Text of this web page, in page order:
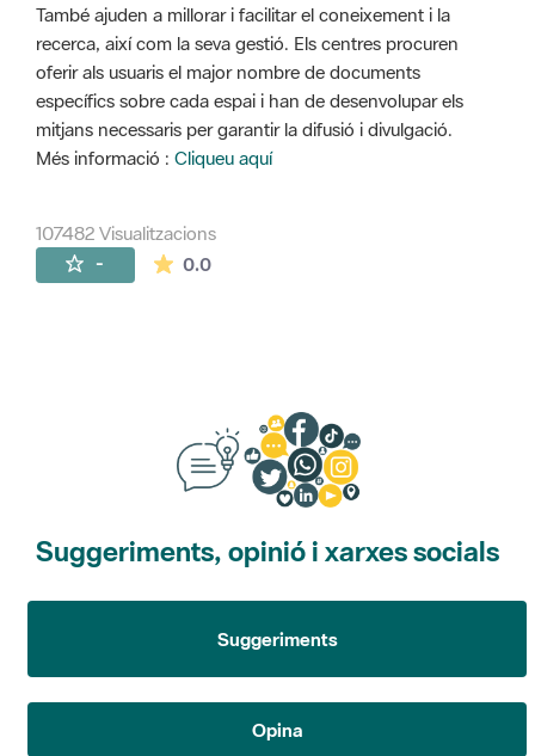
També ajuden a millorar i facilitar el coneixement i la
recerca, així com la seva gestió. Els centres procuren
oferir als usuaris el major nombre de documents
específics sobre cada espai i han de desenvolupar els
mitjans necessaris per garantir la difusió i divulgació.
Més informació : Cliqueu aquí
107482 Visualitzacions
- 0.0La mitjana de les valoracions és de 0
Suggeriments, opinió i xarxes socials
Suggeriments
Opina